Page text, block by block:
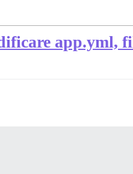
app.yml,